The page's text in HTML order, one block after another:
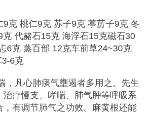
9克 桃仁9克 苏子9克 葶苈子9克 冬
克 代赭石15克 海浮石15克磁石30
6克 蒸百部 12克车前草24~30克
3-6克
，凡心肺痰气壅遏者多用之。先生
治疗慢支、哮喘、肺气肿等呼吸系
，有调节肺气之功效。麻黄根还能